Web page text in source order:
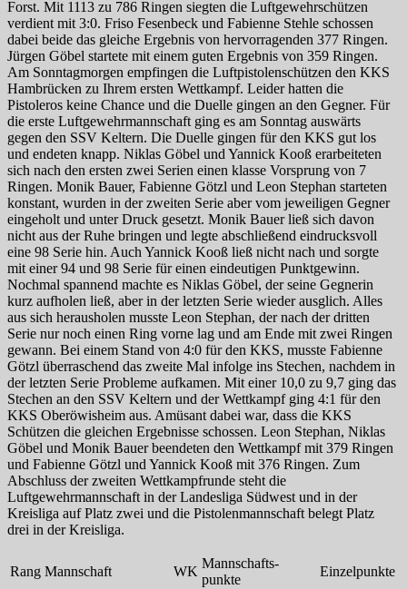
Forst. Mit 1113 zu 786 Ringen siegten die Luftgewehrschützen
verdient mit 3:0. Friso Fesenbeck und Fabienne Stehle schossen
dabei beide das gleiche Ergebnis von hervorragenden 377 Ringen.
Jürgen Göbel startete mit einem guten Ergebnis von 359 Ringen.
Am Sonntagmorgen empfingen die Luftpistolenschützen den KKS
Hambrücken zu Ihrem ersten Wettkampf. Leider hatten die
Pistoleros keine Chance und die Duelle gingen an den Gegner. Für
die erste Luftgewehrmannschaft ging es am Sonntag auswärts
gegen den SSV Keltern. Die Duelle gingen für den KKS gut los
und endeten knapp. Niklas Göbel und Yannick Kooß erarbeiteten
sich nach den ersten zwei Serien einen klasse Vorsprung von 7
Ringen. Monik Bauer, Fabienne Götzl und Leon Stephan starteten
konstant, wurden in der zweiten Serie aber vom jeweiligen Gegner
eingeholt und unter Druck gesetzt. Monik Bauer ließ sich davon
nicht aus der Ruhe bringen und legte abschließend eindrucksvoll
eine 98 Serie hin. Auch Yannick Kooß ließ nicht nach und sorgte
mit einer 94 und 98 Serie für einen eindeutigen Punktgewinn.
Nochmal spannend machte es Niklas Göbel, der seine Gegnerin
kurz aufholen ließ, aber in der letzten Serie wieder ausglich. Alles
aus sich herausholen musste Leon Stephan, der nach der dritten
Serie nur noch einen Ring vorne lag und am Ende mit zwei Ringen
gewann. Bei einem Stand von 4:0 für den KKS, musste Fabienne
Götzl überraschend das zweite Mal infolge ins Stechen, nachdem in
der letzten Serie Probleme aufkamen. Mit einer 10,0 zu 9,7 ging das
Stechen an den SSV Keltern und der Wettkampf ging 4:1 für den
KKS Oberöwisheim aus. Amüsant dabei war, dass die KKS
Schützen die gleichen Ergebnisse schossen. Leon Stephan, Niklas
Göbel und Monik Bauer beendeten den Wettkampf mit 379 Ringen
und Fabienne Götzl und Yannick Kooß mit 376 Ringen. Zum
Abschluss der zweiten Wettkampfrunde steht die
Luftgewehrmannschaft in der Landesliga Südwest und in der
Kreisliga auf Platz zwei und die Pistolenmannschaft belegt Platz
drei in der Kreisliga.
Rang Mannschaft WK
Mannschafts-
punkte
Einzelpunkte